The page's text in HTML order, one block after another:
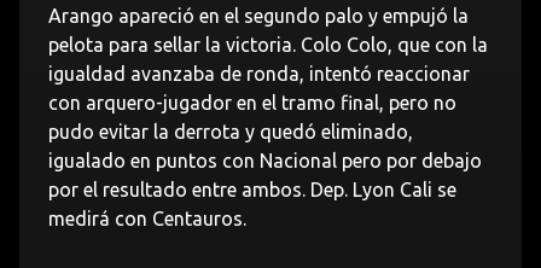
Arango apareció en el segundo palo y empujó la
pelota para sellar la victoria. Colo Colo, que con la
igualdad avanzaba de ronda, intentó reaccionar
con arquero-jugador en el tramo final, pero no
pudo evitar la derrota y quedó eliminado,
igualado en puntos con Nacional pero por debajo
por el resultado entre ambos. Dep. Lyon Cali se
medirá con Centauros.